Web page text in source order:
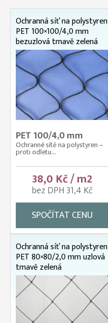
Ochranná síť na polystyren
PET 100×100/4,0 mm
bezuzlová tmavě zelená
PET 100/4,0 mm
Ochranné sítě na polystyren –
proti odletu...
38,0 Kč / m2
bez DPH 31,4 Kč
SPOČÍTAT CENU
Ochranná síť na polystyren
PET 80×80/2,0 mm uzlová
tmavě zelená